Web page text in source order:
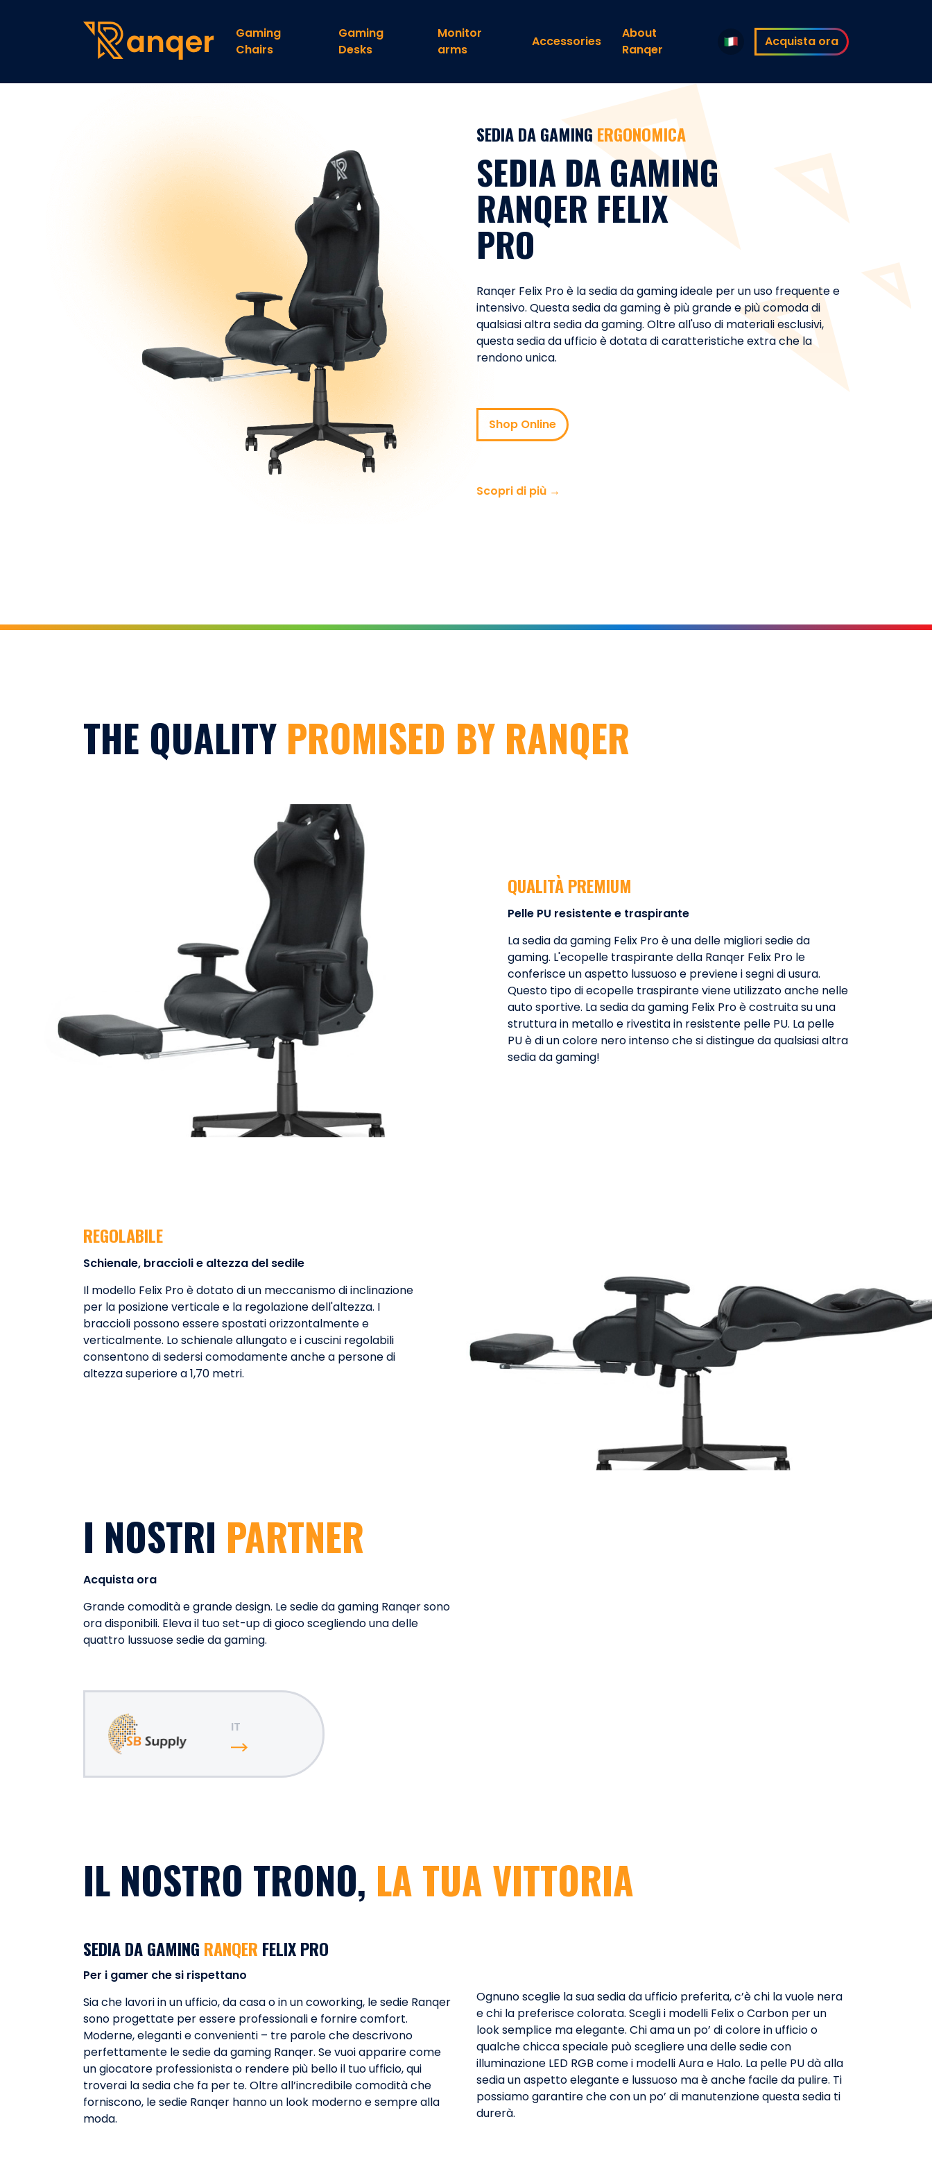
Gaming
Chairs
Gaming
Desks
Monitor
arms
Accessories
About
Ranqer
Acquista ora
SEDIA DA GAMING ERGONOMICA
SEDIA DA GAMING
RANQER FELIX
PRO
Ranqer Felix Pro è la sedia da gaming ideale per un uso frequente e
intensivo. Questa sedia da gaming è più grande e più comoda di
qualsiasi altra sedia da gaming. Oltre all'uso di materiali esclusivi,
questa sedia da ufficio è dotata di caratteristiche extra che la
rendono unica.
Shop Online
Scopri di più →
THE QUALITY PROMISED BY RANQER
QUALITÀ PREMIUM
Pelle PU resistente e traspirante
La sedia da gaming Felix Pro è una delle migliori sedie da
gaming. L'ecopelle traspirante della Ranqer Felix Pro le
conferisce un aspetto lussuoso e previene i segni di usura.
Questo tipo di ecopelle traspirante viene utilizzato anche nelle
auto sportive. La sedia da gaming Felix Pro è costruita su una
struttura in metallo e rivestita in resistente pelle PU. La pelle
PU è di un colore nero intenso che si distingue da qualsiasi altra
sedia da gaming!
REGOLABILE
Schienale, braccioli e altezza del sedile
Il modello Felix Pro è dotato di un meccanismo di inclinazione
per la posizione verticale e la regolazione dell'altezza. I
braccioli possono essere spostati orizzontalmente e
verticalmente. Lo schienale allungato e i cuscini regolabili
consentono di sedersi comodamente anche a persone di
altezza superiore a 1,70 metri.
I NOSTRI PARTNER
Acquista ora
Grande comodità e grande design. Le sedie da gaming Ranqer sono
ora disponibili. Eleva il tuo set-up di gioco scegliendo una delle
quattro lussuose sedie da gaming.
IT
IL NOSTRO TRONO, LA TUA VITTORIA
SEDIA DA GAMING RANQER FELIX PRO
Per i gamer che si rispettano
Sia che lavori in un ufficio, da casa o in un coworking, le sedie Ranqer
sono progettate per essere professionali e fornire comfort.
Moderne, eleganti e convenienti – tre parole che descrivono
perfettamente le sedie da gaming Ranqer. Se vuoi apparire come
un giocatore professionista o rendere più bello il tuo ufficio, qui
troverai la sedia che fa per te. Oltre all’incredibile comodità che
forniscono, le sedie Ranqer hanno un look moderno e sempre alla
moda.
Ognuno sceglie la sua sedia da ufficio preferita, c’è chi la vuole nera
e chi la preferisce colorata. Scegli i modelli Felix o Carbon per un
look semplice ma elegante. Chi ama un po’ di colore in ufficio o
qualche chicca speciale può scegliere una delle sedie con
illuminazione LED RGB come i modelli Aura e Halo. La pelle PU dà alla
sedia un aspetto elegante e lussuoso ma è anche facile da pulire. Ti
possiamo garantire che con un po’ di manutenzione questa sedia ti
durerà.